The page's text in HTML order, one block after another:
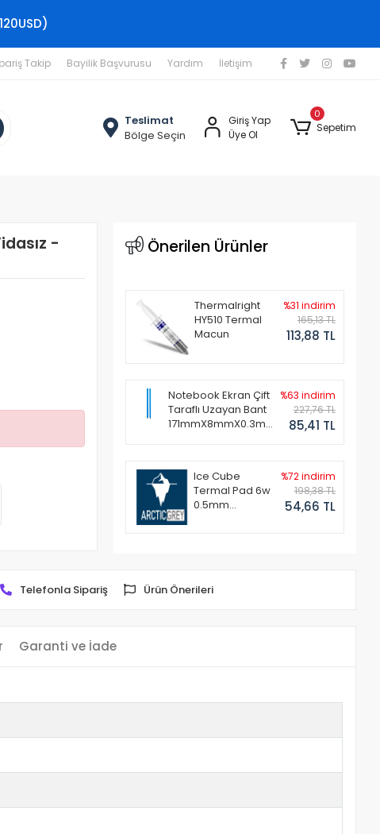
Takip Bayilik Başvurusu Yardım İletişim
Teslimat
Bölge Seçin
Giriş Yap
Üye Ol
0
Sepetim
-
Önerilen Ürünler
Thermalright
HY510 Termal
Macun
%31 indirim
165,13 TL
113,88 TL
Notebook Ekran Çift
Taraflı Uzayan Bant
171mmX8mmX0.3mm
%63 indirim
227,76 TL
85,41 TL
Ice Cube
Termal Pad 6w
0.5mm
%72 indirim
198,38 TL
54,66 TL
Telefonla Sipariş Ürün Önerileri
Garanti ve İade